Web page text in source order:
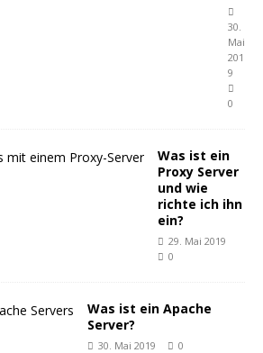
30.
Mai
201
9
0
Was ist ein
Proxy Server
und wie
richte ich ihn
ein?
29. Mai 2019
0
Was ist ein Apache
Server?
30. Mai 2019 0